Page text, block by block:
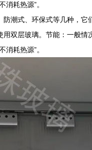
耗热源”。
潮式、环保式等几种，
双层玻璃。节能：一般
耗热源”。